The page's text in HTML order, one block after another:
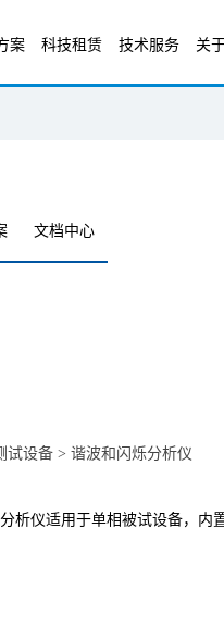
案 科技租赁 技术服务 关
文档中心
试设备 > 谐波和闪烁分析仪
析仪适用于单相被试设备，内